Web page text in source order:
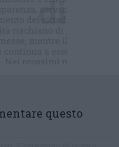
questo